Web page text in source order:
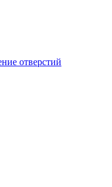
отверстий